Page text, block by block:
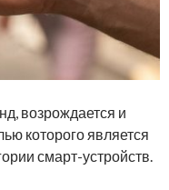
возрождается и
которого является
смарт-устройств.